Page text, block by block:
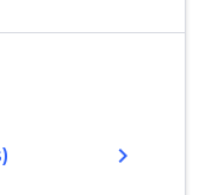
chevron_right